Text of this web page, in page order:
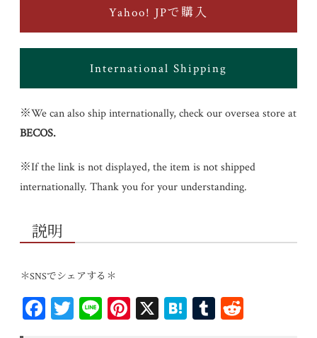
Yahoo! JPで購入
International Shipping
※We can also ship internationally, check our oversea store at
BECOS.
※If the link is not displayed, the item is not shipped
internationally. Thank you for your understanding.
説明
＊SNSでシェアする＊
Fa T Li Pi X H T